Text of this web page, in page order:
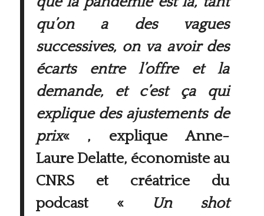
qu’on a des vagues
successives, on va avoir des
écarts entre l’offre et la
demande, et c’est ça qui
explique des ajustements de
prix« , explique Anne-
Laure Delatte, économiste au
CNRS et créatrice du
podcast «
Un shot